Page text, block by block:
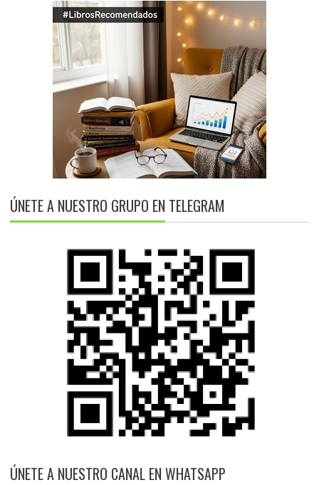
ÚNETE A NUESTRO GRUPO EN TELEGRAM
ÚNETE A NUESTRO CANAL EN WHATSAPP